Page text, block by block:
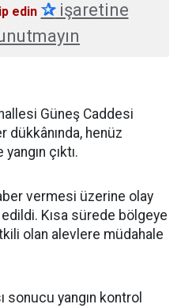
edin ✰işaretine
Güneş Caddesi
dükkânında, henüz
çıktı.
vermesi üzerine olay
Kısa sürede bölgeye
olan alevlere müdahale
sonucu yangın kontrol